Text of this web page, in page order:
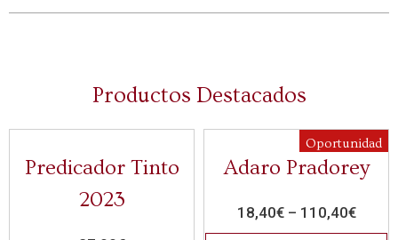
Productos Destacados
Predicador Tinto
2023
Oportunidad
Adaro Pradorey
18,40€– 110,40€